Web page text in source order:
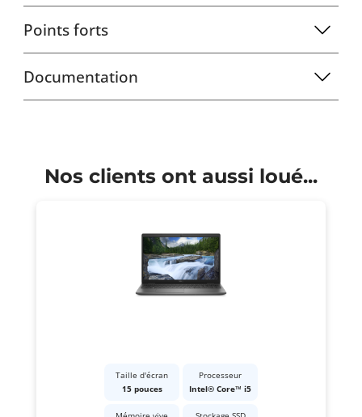
Points forts
Documentation
Nos clients ont aussi loué...
Taille d'écran
15 pouces
Processeur
Intel® Core™ i5